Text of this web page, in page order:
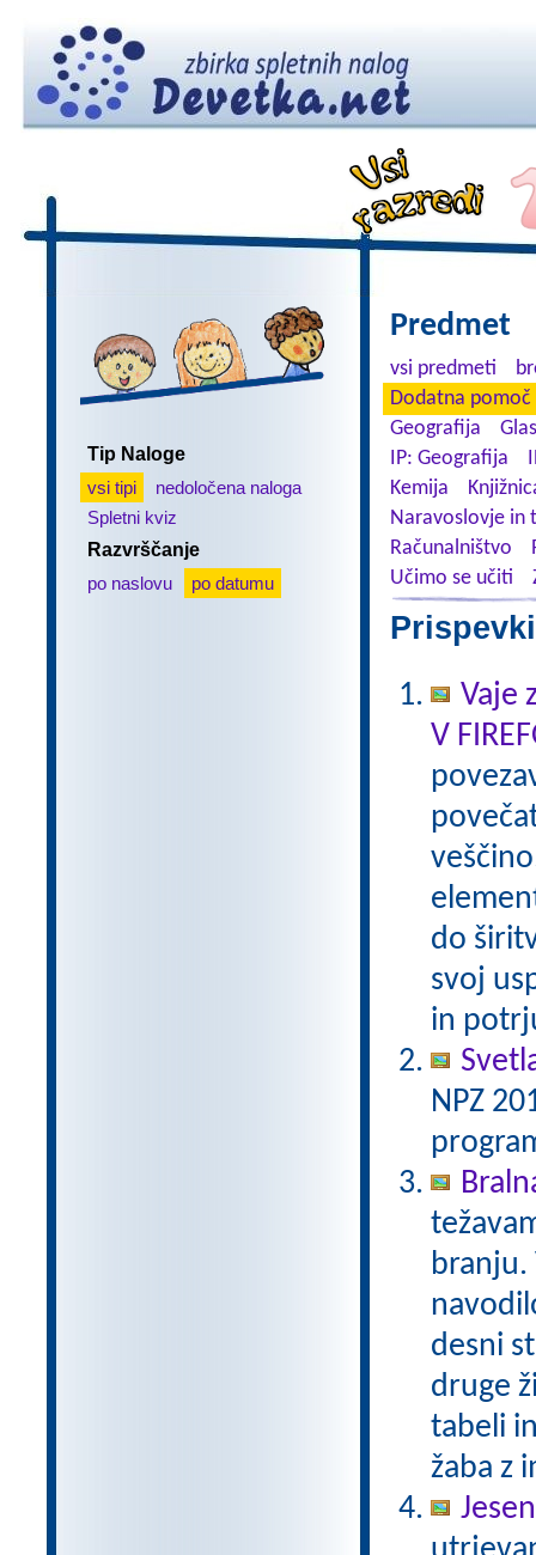
Tip Naloge
vsi tipi
nedoločena naloga
Spletni kviz
Razvrščanje
po naslovu
po datumu
Predmet
vsi predmeti
Dodatna
Geografija
IP: Geografija
Kemija
Naravoslovje in
Računalništvo
Učimo se učiti
Vaje
V
do
svoj
in
NPZ
branju.
desni
druge
tabeli
žaba z